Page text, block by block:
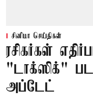
சினிமா செய்திகள்
ரசிகர்கள்
"டாக்ஸிக்"
அப்டேட்